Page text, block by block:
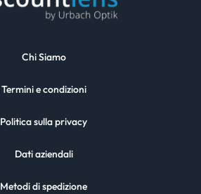
Chi Siamo
Termini e condizioni
Politica sulla privacy
Dati aziendali
Metodi di spedizione